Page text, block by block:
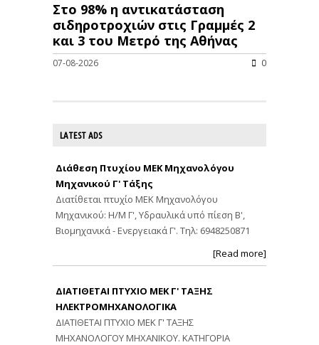
Στο 98% η αντικατάσταση
σιδηροτροχιών στις Γραμμές 2
και 3 του Μετρό της Αθήνας
07-08-2026 0
LATEST ADS
Διάθεση Πτυχίου ΜΕΚ Μηχανολόγου
Μηχανικού Γ' Τάξης
Διατίθεται πτυχίο ΜΕΚ Μηχανολόγου
Μηχανικού: Η/Μ Γ', Υδραυλικά υπό πίεση Β',
Βιομηχανικά - Ενεργειακά Γ'. Τηλ: 6948250871
[Read more]
ΔΙΑΤΙΘΕΤΑΙ ΠΤΥΧΙΟ ΜΕΚ Γ' ΤΑΞΗΣ
ΗΛΕΚΤΡΟΜΗΧΑΝΟΛΟΓΙΚΑ
ΔΙΑΤΙΘΕΤΑΙ ΠΤΥΧΙΟ ΜΕΚ Γ' ΤΑΞΗΣ
ΜΗΧΑΝΟΛΟΓΟΥ ΜΗΧΑΝΙΚΟΥ. ΚΑΤΗΓΟΡΙΑ